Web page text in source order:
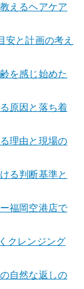
えるヘアケア
安と計画の考え
を感じ始めた
原因と落ち着
理由と現場の
る判断基準と
福岡空港店で
クレンジング
自然な返しの